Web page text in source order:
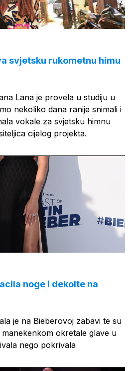
svjetsku rukometnu himu
Lana je provela u studiju u
nekoliko dana ranije snimali i
vokale za svjetsku himnu
cijelog projekta.
noge i dekolte na
je na Bieberovoj zabavi te su
okretale glave u
nego pokrivala